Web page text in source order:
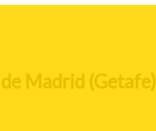
Madrid (Getafe)